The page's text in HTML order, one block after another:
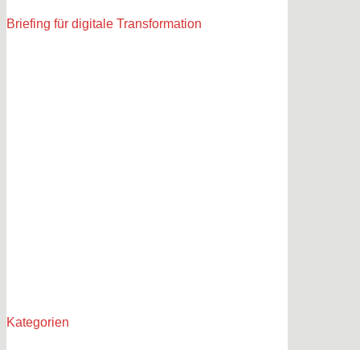
Briefing für digitale Transformation
Kategorien